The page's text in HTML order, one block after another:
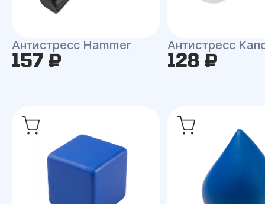
Антистресс Hammer
157 ₽
Антистресс
128 ₽